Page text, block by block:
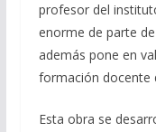
profesor del
enorme de parte
además pone en
formación docente
Esta obra se